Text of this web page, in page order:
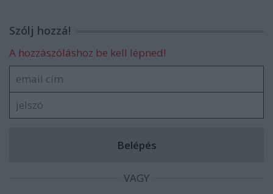
Szólj hozzá!
A hozzászóláshoz be kell lépned!
VAGY